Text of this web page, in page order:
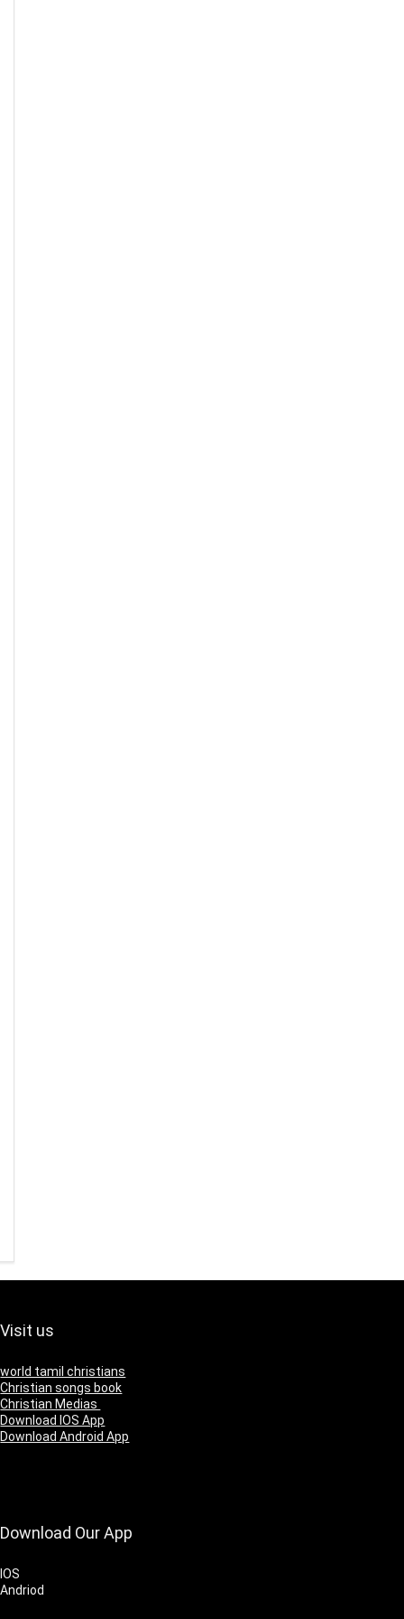
Visit us
world tamil christians
Christian songs book
Christian Medias
Download IOS App
Download Android App
Download Our App
IOS
Andriod